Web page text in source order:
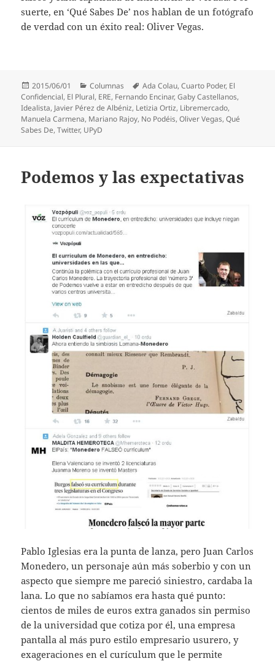
suerte, en ‘Qué Sabes De’ nos hablan de un fotógrafo
de verdad con un éxito real: Oliver Vegas.
Publicado
el
2015/06/01 Categorías
Columnas Etiquetas
Ada Colau,Cuarto Poder, El
Confidencial, El Plural, ERE, Fernando Encinar,Gaby Castellanos,
Idealista, Javier Pérez de Albéniz, Letizia Ortiz, Libremercado,
Manuela Carmena, Mariano Rajoy, No Podéis,Oliver Vegas,Qué
Sabes De,Twitter, UPyD
Podemos y las expectativas
Pablo Iglesias era la punta de lanza, pero Juan Carlos
Monedero, un personaje aún más soberbio y con un
aspecto que siempre me pareció siniestro, cardaba la
lana. Lo que no sabíamos era hasta qué punto:
cientos de miles de euros extra ganados sin permiso
de la universidad que cotiza por él, una empresa
pantalla al más puro estilo empresario usurero, y
exageraciones en el curículum que le permite